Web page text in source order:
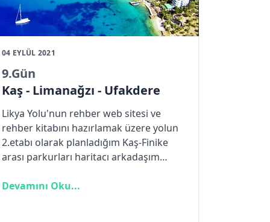
dikkatinizden kaçmayacaktır.
04 EYLÜL 2021
9.Gün
Kaş - Limanağzı - Ufakdere
Likya Yolu'nun rehber web sitesi ve
rehber kitabını hazırlamak üzere yolun
2.etabı olarak planladığım Kaş-Finike
arası parkurları haritacı arkadaşım
geçen Erdal Kaptan karşılıyor bizi. Kaş’ta
Devamını Oku...